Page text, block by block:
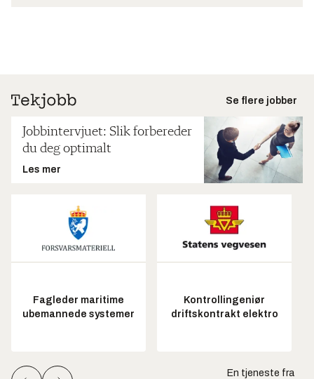
Se flere jobber
Jobbintervjuet: Slik forbereder
du deg optimalt
Les mer
Fagleder maritime
ubemannede systemer
Kontrollingeniør
driftskontrakt elektro
En tjeneste fra